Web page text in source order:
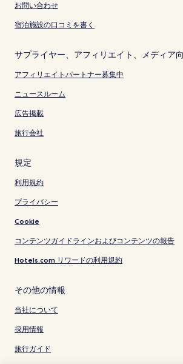
お問い合わせ
宿泊施設の口コミを書く
サプライヤー、アフィリエイト、メディア
アフィリエイトパートナー募集中
ニュースルーム
広告掲載
旅行会社
規定
利用規約
プライバシー
Cookie
コンテンツガイドラインおよびコンテンツの報告
Hotels.com リワードの利用規約
その他の情報
当社について
採用情報
旅行ガイド